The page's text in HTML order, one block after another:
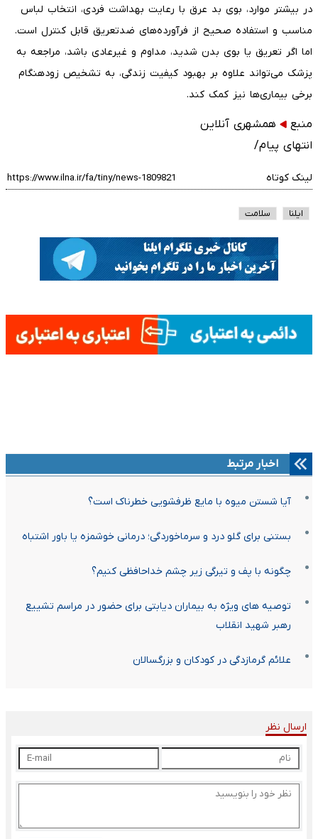
در بیشتر موارد، بوی بد عرق با رعایت بهداشت فردی، انتخاب لباس
مناسب و استفاده صحیح از فرآورده‌های ضدتعریق قابل کنترل است.
اما اگر تعریق یا بوی بدن شدید، مداوم و غیرعادی باشد، مراجعه به
پزشک می‌تواند علاوه بر بهبود کیفیت زندگی، به تشخیص زودهنگام
برخی بیماری‌ها نیز کمک کند.
منبع
همشهری‌ آنلاین
انتهای پیام/
لینک کوتاه
ایلنا سلامت
اخبار مرتبط
آیا شستن میوه با مایع ظرفشویی خطرناک است؟
بستنی برای گلو درد و سرماخوردگی؛ درمانی خوشمزه یا باور اشتباه
چگونه با پف و تیرگی زیر چشم خداحافظی کنیم؟
توصیه های ویژه به بیماران دیابتی برای حضور در مراسم تشییع
رهبر شهید انقلاب
علائم گرمازدگی در کودکان و بزرگسالان
ارسال نظر